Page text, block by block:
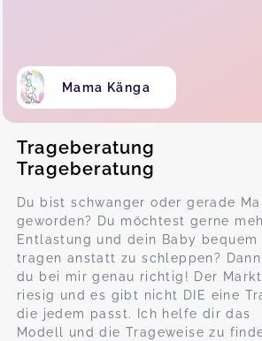
Mama Känga
Trageberatung
Trageberatung
Du bist schwanger oder gerade
geworden? Du möchtest gerne
Entlastung und dein Baby bequem
tragen anstatt zu schleppen?
du bei mir genau richtig! Der
riesig und es gibt nicht DIE eine
die jedem passt. Ich helfe dir das
Modell und die Trageweise zu